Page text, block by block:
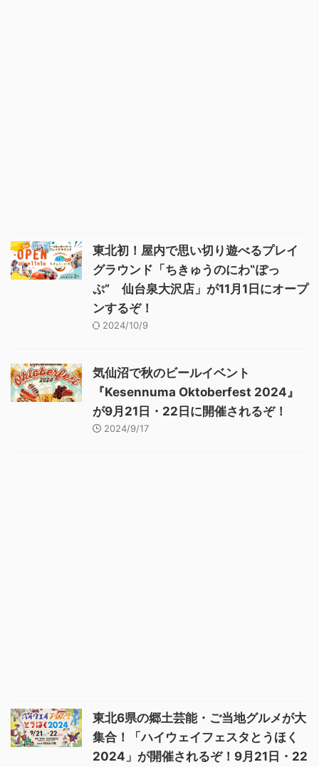
東北初！屋内で思い切り遊べるプレイ
グラウンド「ちきゅうのにわ‟ぽっ
ぷ” 仙台泉大沢店」が11月1日にオープ
ンするぞ！
2024/10/9
気仙沼で秋のビールイベント
『Kesennuma Oktoberfest 2024』
が9月21日・22日に開催されるぞ！
2024/9/17
東北6県の郷土芸能・ご当地グルメが大
集合！「ハイウェイフェスタとうほく
2024」が開催されるぞ！9月21日・22